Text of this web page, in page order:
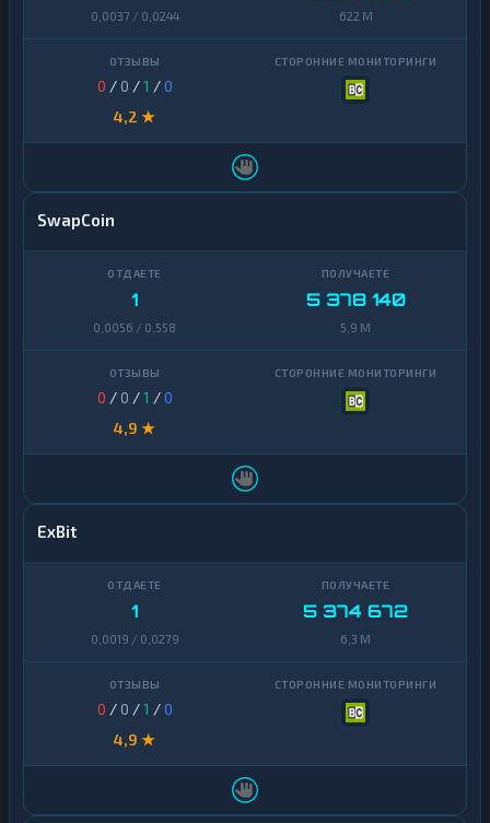
0,0037 / 0,0244 622 M
0 / 0 /1 /0
4,2 ★
SwapCoin
1
0,0056 / 0,558
5 378 140
5,9 M
0 / 0 /1 /0
4,9 ★
ExBit
1
0,0019 / 0,0279
5 374 672
6,3 M
0 / 0 /1 /0
4,9 ★